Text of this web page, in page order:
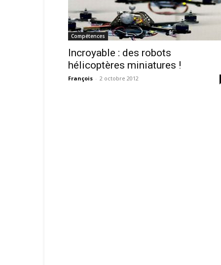
Compétences
Incroyable : des robots
hélicoptères miniatures !
François - 2 octobre 2012